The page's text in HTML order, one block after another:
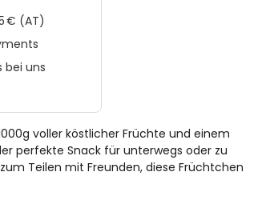
€ (AT)
bei uns
voller köstlicher Früchte und einem
perfekte Snack für unterwegs oder zu
Teilen mit Freunden, diese Früchtchen